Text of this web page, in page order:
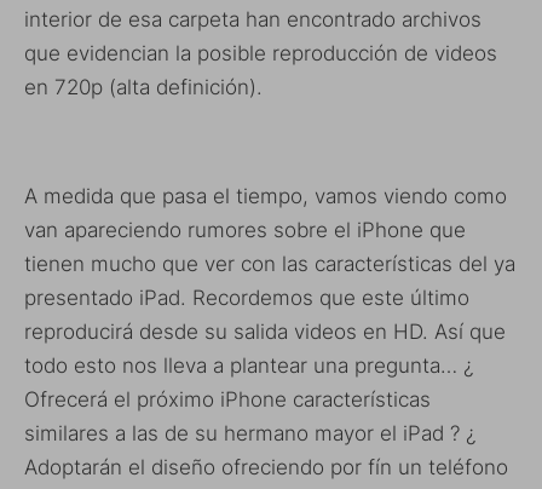
interior de esa carpeta han encontrado archivos
que evidencian la posible reproducción de videos
en 720p (alta definición).
A medida que pasa el tiempo, vamos viendo como
van apareciendo rumores sobre el iPhone que
tienen mucho que ver con las características del ya
presentado iPad. Recordemos que este último
reproducirá desde su salida videos en HD. Así que
todo esto nos lleva a plantear una pregunta… ¿
Ofrecerá el próximo iPhone características
similares a las de su hermano mayor el iPad ? ¿
Adoptarán el diseño ofreciendo por fín un teléfono